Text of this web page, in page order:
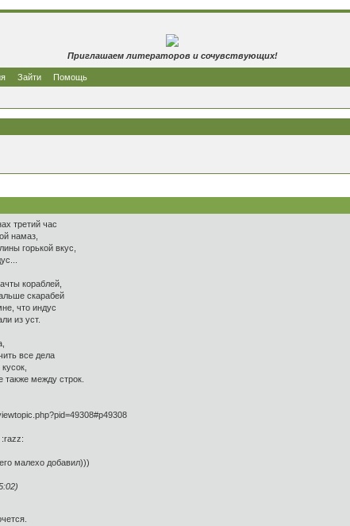
Приглашаем литераторов и сочувствующих!
Зайти Помощь
третий час
намаз,
горькой вкус,
кораблей,
скарабей
что индус
из уст.
все дела
также между строк.
:razz:
малехо добавил)))